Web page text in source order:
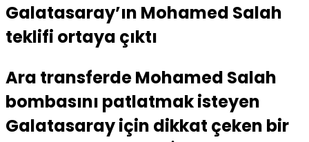
Galatasaray’ın Mohamed Salah
teklifi ortaya çıktı
Ara transferde Mohamed Salah
bombasını patlatmak isteyen
Galatasaray için dikkat çeken bir